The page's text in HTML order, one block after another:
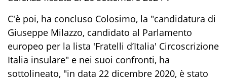
C'è poi, ha concluso Colosimo, la "candidatura di
Giuseppe Milazzo, candidato al Parlamento
europeo per la lista 'Fratelli d’Italia' Circoscrizione
Italia insulare" e nei suoi confronti, ha
sottolineato, "in data 22 dicembre 2020, è stato